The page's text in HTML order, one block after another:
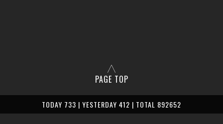
PAGE TOP
TODAY 733 | YESTERDAY 412 | TOTAL 892652